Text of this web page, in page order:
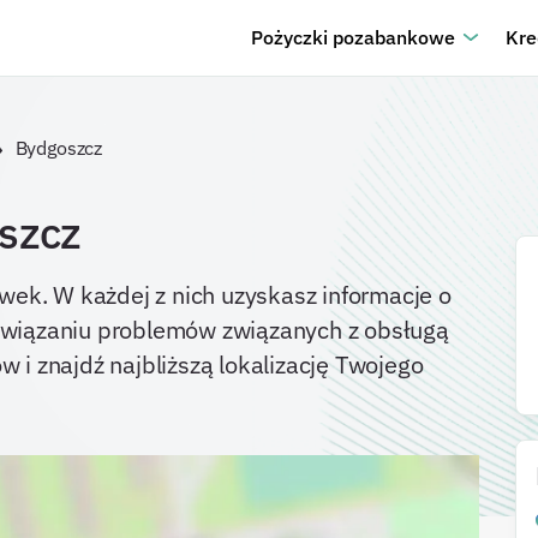
Pożyczki pozabankowe
Bydgoszcz
W każdej z nich uzyskasz informacje o
problemów związanych z obsługą
i znajdź najbliższą lokalizację Twojego